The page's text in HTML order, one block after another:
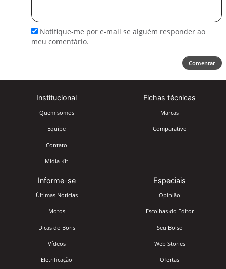
Notifique-me por e-mail se alguém responder ao
meu comentário.
Comentar
Institucional
Quem somos
Equipe
Contato
Mídia Kit
Fichas técnicas
Marcas
Comparativo
Informe-se
Últimas Notícias
Motos
Dicas do Boris
Vídeos
Eletrificação
Especiais
Opinião
Escolhas do Editor
Seu Bolso
Web Stories
Ofertas